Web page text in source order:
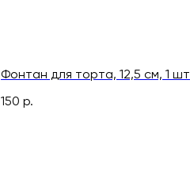
Фонтан для торта, 12,5 см, 1 шт
150 р.